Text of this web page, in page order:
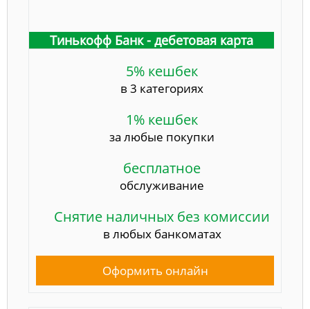
Тинькофф Банк - дебетовая карта
5% кешбек
в 3 категориях
1% кешбек
за любые покупки
бесплатное
обслуживание
Снятие наличных без комиссии
в любых банкоматах
Оформить онлайн